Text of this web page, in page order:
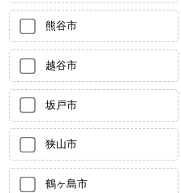
熊谷市
越谷市
坂戸市
狭山市
鶴ヶ島市